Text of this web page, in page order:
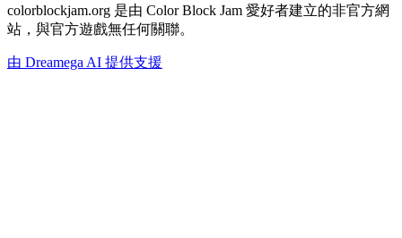
colorblockjam.org 是由 Color Block Jam 愛好者建立的非官方網
站，與官方遊戲無任何關聯。
由 Dreamega AI 提供支援